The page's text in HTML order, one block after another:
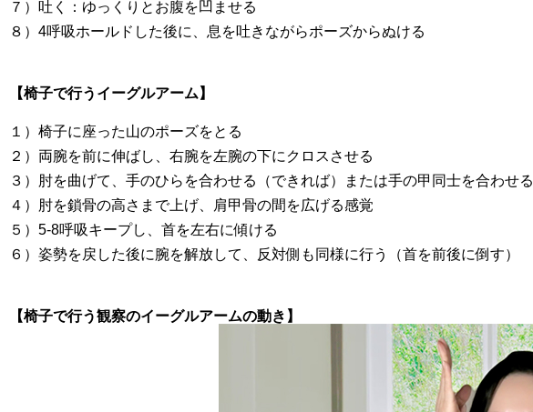
７）吐く：ゆっくりとお腹を凹ませる
８）4呼吸ホールドした後に、息を吐きながらポーズからぬける
【椅子で行うイーグルアーム】
１）椅子に座った山のポーズをとる
２）両腕を前に伸ばし、右腕を左腕の下にクロスさせる
３）肘を曲げて、手のひらを合わせる（できれば）または手の甲同士を合わせる
４）肘を鎖骨の高さまで上げ、肩甲骨の間を広げる感覚
５）5-8呼吸キープし、首を左右に傾ける
６）姿勢を戻した後に腕を解放して、反対側も同様に行う（首を前後に倒す）
【椅子で行う観察のイーグルアームの動き】